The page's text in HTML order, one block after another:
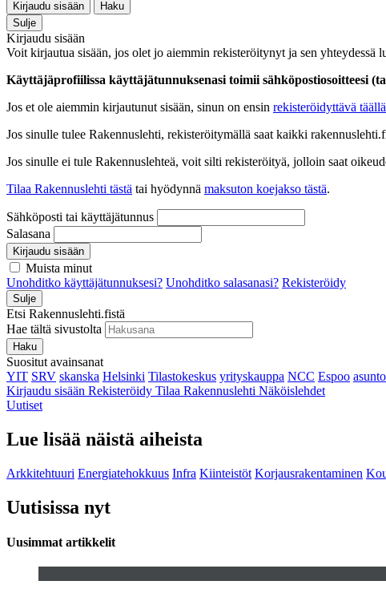
Kirjaudu sisään
Haku
Sulje
Kirjaudu sisään
Voit kirjautua sisään, jos olet jo aiemmin rekisteröitynyt ja sen yhteydessä
Käyttäjäprofiilissa käyttäjätunnuksenasi toimii sähköpostiosoitteesi
Jos et ole aiemmin kirjautunut sisään, sinun on ensin rekisteröidyttävä täällä
Jos sinulle tulee Rakennuslehti, rekisteröitymällä saat kaikki
Jos sinulle ei tule Rakennuslehteä, voit silti rekisteröityä, jolloin saat
Tilaa Rakennuslehti tästä tai hyödynnä maksuton koejakso tästä.
Sähköposti tai käyttäjätunnus
Salasana
Kirjaudu sisään
Muista minut
Unohditko käyttäjätunnuksesi? Unohditko salasanasi? Rekisteröidy
Sulje
Etsi Rakennuslehti.fistä
Hae tältä sivustolta
Haku
Suositut avainsanat
YIT SRV skanska Helsinki Tilastokeskus yrityskauppa NCC Espoo
Kirjaudu sisään Rekisteröidy Tilaa Rakennuslehti Näköislehdet
Uutiset
Lue lisää näistä aiheista
Arkkitehtuuri Energiatehokkuus Infra Kiinteistöt Korjausrakentaminen
Uutisissa nyt
Uusimmat artikkelit